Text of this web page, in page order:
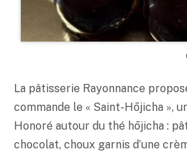
La pâtisserie Rayonnance
commande le « Saint-Hōjicha »,
Honoré autour du thé hōjicha :
chocolat, choux garnis d’une